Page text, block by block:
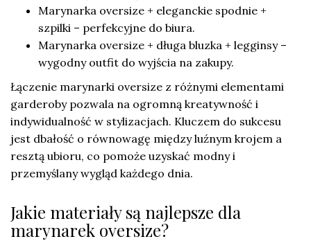
Marynarka oversize + eleganckie spodnie +
szpilki – perfekcyjne do biura.
Marynarka oversize + długa bluzka + legginsy –
wygodny outfit do wyjścia na zakupy.
Łączenie marynarki oversize z różnymi elementami
garderoby pozwala na ogromną kreatywność i
indywidualność w stylizacjach. Kluczem do sukcesu
jest dbałość o równowagę między luźnym krojem a
resztą ubioru, co pomoże uzyskać modny i
przemyślany wygląd każdego dnia.
Jakie materiały są najlepsze dla
marynarek oversize?